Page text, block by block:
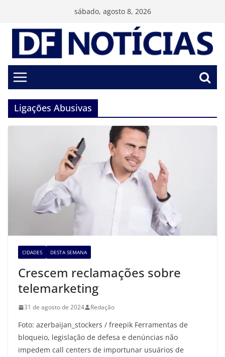
conteúdo
sábado, agosto 8, 2026
Ligações Abusivas
CIDADES DESTA SEMANA
Crescem reclamações sobre
telemarketing
31 de agosto de 2024 Redação
Foto: azerbaijan_stockers / freepik Ferramentas de
bloqueio, legislação de defesa e denúncias não
impedem call centers de importunar usuários de